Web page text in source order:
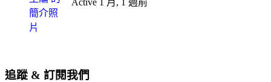
Active 1 月, 1 週前
追蹤 & 訂閱我們